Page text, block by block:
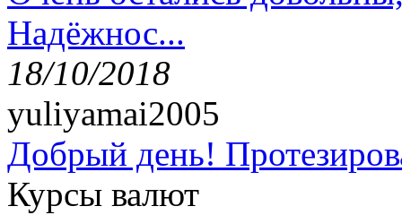
Надёжнос...
18/10/2018
yuliyamai2005
Добрый день!
Курсы валют